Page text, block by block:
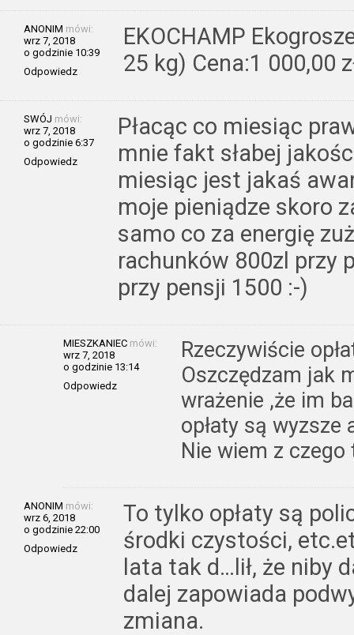
ANONIM mówi:
wrz 7, 2018
o godzinie 10:39
Odpowiedz
EKOCHAMP
25 kg) Cena:1 000,00
SWÓJ mówi:
wrz 7, 2018
o godzinie 6:37
Odpowiedz
Płacąc co miesiąc
mnie fakt słabej
miesiąc jest jakaś
moje pieniądze skoro
samo co za energię
rachunków 800zl przy
przy pensji 1500 :-)
MIESZKANIEC mówi:
wrz 7, 2018
o godzinie 13:14
Odpowiedz
Rzeczywiście
Oszczędzam jak
wrażenie ,że im
opłaty są
Nie wiem z czego
ANONIM mówi:
wrz 6, 2018
o godzinie 22:00
Odpowiedz
To tylko opłaty są
środki czystości,
lata tak d…lił, że niby
dalej zapowiada
zmiana.